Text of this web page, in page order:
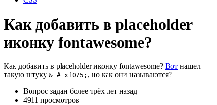
Как добавить в placeholder
иконку fontawesome?
Как добавить в placeholder иконку fontawesome? Вот нашел
такую штуку & # xf075; , но как они называются?
Вопрос задан более трёх лет назад
4911 просмотров